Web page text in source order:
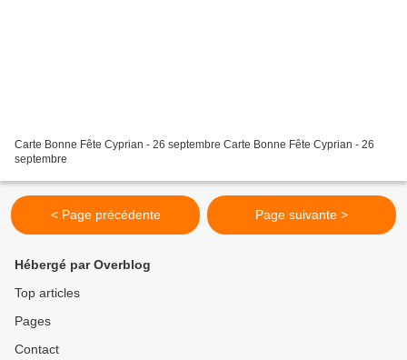
Carte Bonne Fête Cyprian - 26 septembre Carte Bonne Fête Cyprian - 26
septembre
< Page précédente Page suivante >
Hébergé par Overblog
Top articles
Pages
Contact